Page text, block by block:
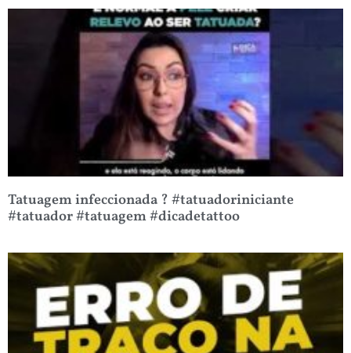
Tatuagem infeccionada ? #tatuadoriniciante
#tatuador #tatuagem #dicadetattoo